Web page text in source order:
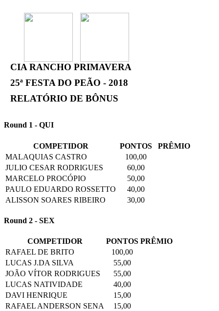
CIA RANCHO PRIMAVERA
25ª FESTA DO PEÃO - 2018
RELATÓRIO DE BÔNUS
Round 1 - QUI
COMPETIDOR PONTOS
PRÊMIO
MALAQUIAS CASTRO
100,00
JULIO CESAR RODRIGUES
60,00
MARCELO PROCÓPIO
50,00
PAULO EDUARDO ROSSETTO
40,00
ALISSON SOARES RIBEIRO
30,00
Round 2 - SEX
COMPETIDOR PONTOS PRÊMIO
RAFAEL DE BRITO
100,00
LUCAS J.DA SILVA
55,00
JOÃO VÍTOR RODRIGUES
55,00
LUCAS NATIVIDADE
40,00
DAVI HENRIQUE
15,00
RAFAEL ANDERSON SENA
15,00